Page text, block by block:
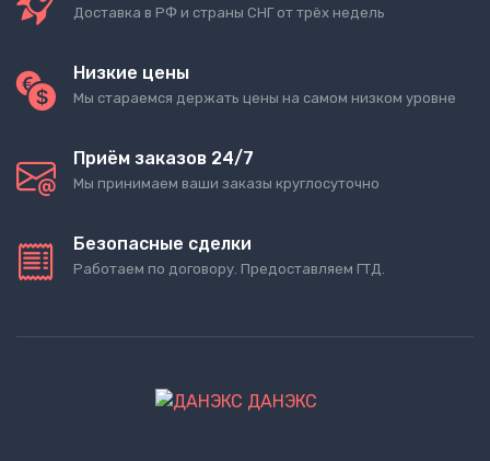
Доставка в РФ и страны СНГ от трёх недель
Низкие цены
Мы стараемся держать цены на самом низком уровне
Приём заказов 24/7
Мы принимаем ваши заказы круглосуточно
Безопасные сделки
Работаем по договору. Предоставляем ГТД.
ДАНЭКС